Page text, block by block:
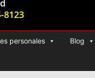
8123
personales Blog